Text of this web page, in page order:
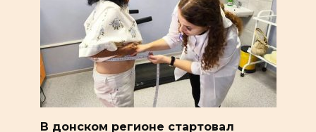
В донском регионе стартовал